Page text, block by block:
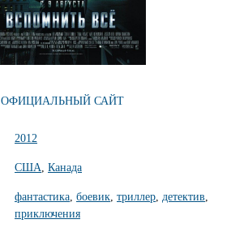
ОФИЦИАЛЬНЫЙ САЙТ
2012
США, Канада
фантастика, боевик, триллер, детектив,
приключения